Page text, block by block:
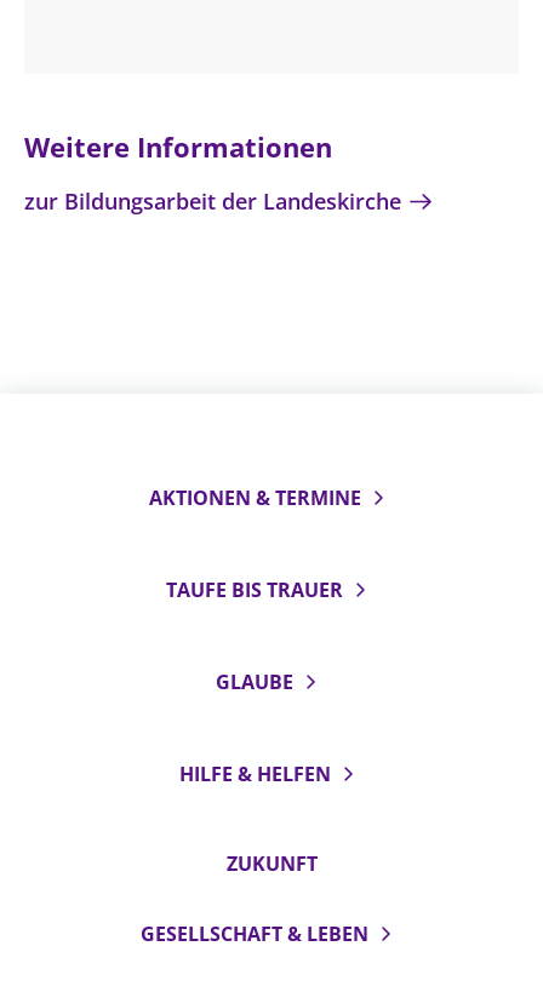
Weitere Informationen
zur Bildungsarbeit der Landeskirche
AKTIONEN & TERMINE
TAUFE BIS TRAUER
GLAUBE
HILFE & HELFEN
ZUKUNFT
GESELLSCHAFT & LEBEN